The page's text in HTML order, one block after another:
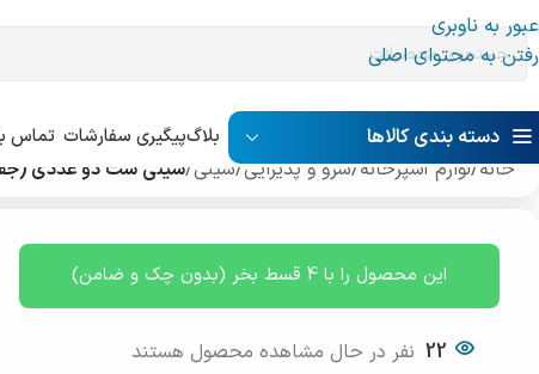
عبور به ناوبری
رفتن به محتوای اصلی
دسته بندی کالاها بلاگپیگیری سفارشات تماس
خانه/لوازم آشپرخانه/سرو و پذیرایی/سینی/سینی ست دو عددی
این محصول را با 4 قسط بخر (بدون چک و ضامن)
22 نفر در حال مشاهده محصول هستند